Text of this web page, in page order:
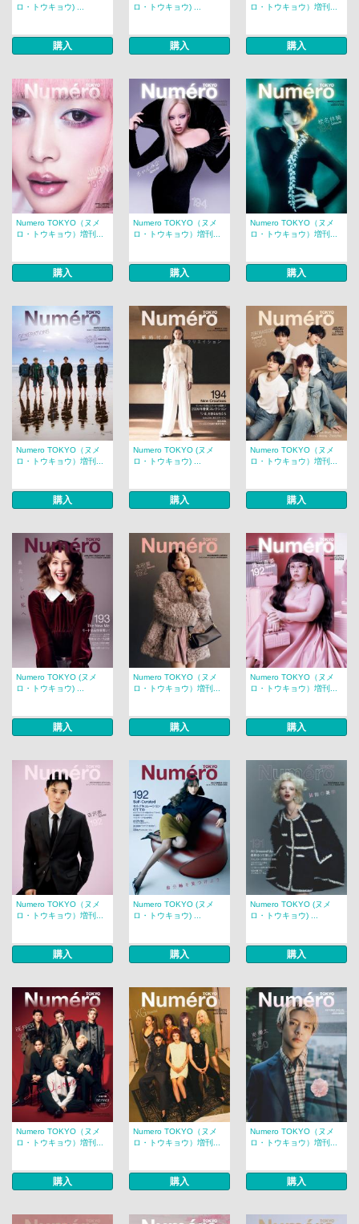
ロ・トウキョウ) ...
購入
ロ・トウキョウ) ...
購入
ロ・トウキョウ）増刊...
購入
Numero TOKYO（ヌメ
ロ・トウキョウ）増刊...
購入
Numero TOKYO（ヌメ
ロ・トウキョウ）増刊...
購入
Numero TOKYO（ヌメ
ロ・トウキョウ）増刊...
購入
Numero TOKYO（ヌメ
ロ・トウキョウ）増刊...
購入
Numero TOKYO (ヌメ
ロ・トウキョウ) ...
購入
Numero TOKYO（ヌメ
ロ・トウキョウ）増刊...
購入
Numero TOKYO (ヌメ
ロ・トウキョウ) ...
購入
Numero TOKYO（ヌメ
ロ・トウキョウ）増刊...
購入
Numero TOKYO（ヌメ
ロ・トウキョウ）増刊...
購入
Numero TOKYO（ヌメ
ロ・トウキョウ）増刊...
購入
Numero TOKYO (ヌメ
ロ・トウキョウ) ...
購入
Numero TOKYO (ヌメ
ロ・トウキョウ) ...
購入
Numero TOKYO（ヌメ
ロ・トウキョウ）増刊...
購入
Numero TOKYO（ヌメ
ロ・トウキョウ）増刊...
購入
Numero TOKYO（ヌメ
ロ・トウキョウ）増刊...
購入